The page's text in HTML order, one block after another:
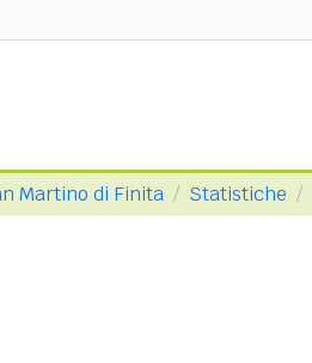
Martino di Finita Statistiche